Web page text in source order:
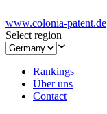
www.colonia-patent.de
Select region
Rankings
Über uns
Contact